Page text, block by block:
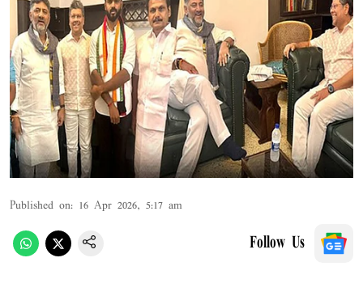
Published on: 16 Apr 2026, 5:17 am
Follow Us